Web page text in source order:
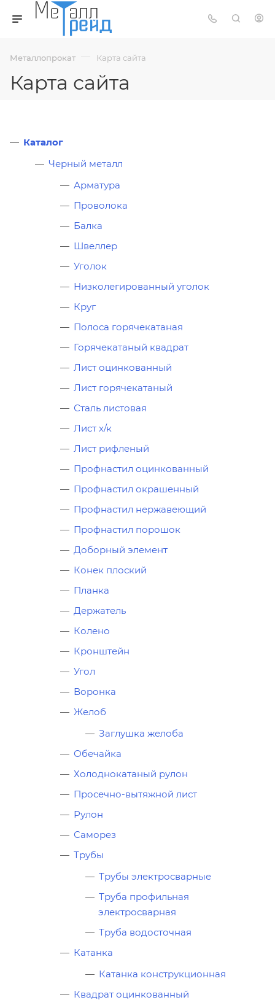
Металлопрокат — Карта сайта
Карта сайта
Каталог
Черный металл
Арматура
Проволока
Балка
Швеллер
Уголок
Низколегированный уголок
Круг
Полоса горячекатаная
Горячекатаный квадрат
Лист оцинкованный
Лист горячекатаный
Сталь листовая
Лист х/к
Лист рифленый
Профнастил оцинкованный
Профнастил окрашенный
Профнастил нержавеющий
Профнастил порошок
Доборный элемент
Конек плоский
Планка
Держатель
Колено
Кронштейн
Угол
Воронка
Желоб
Заглушка желоба
Обечайка
Холоднокатаный рулон
Просечно-вытяжной лист
Рулон
Саморез
Трубы
Трубы электросварные
Труба профильная
электросварная
Труба водосточная
Катанка
Катанка конструкционная
Квадрат оцинкованный